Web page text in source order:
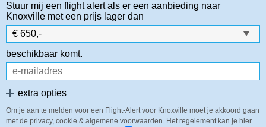
Stuur mij een flight alert als er een aanbieding naar
Knoxville met een prijs lager dan
beschikbaar komt.
extra opties
Om je aan te melden voor een Flight-Alert voor Knoxville moet je akkoord gaan
met de privacy, cookie & algemene voorwaarden. Het regelement kan je hier